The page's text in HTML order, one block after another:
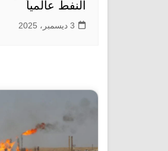
النفط عالمياً
3 ديسمبر، 2025